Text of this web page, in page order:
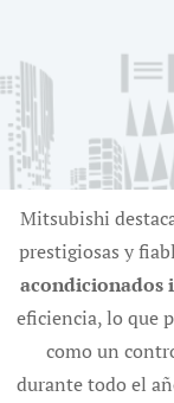
Mitsubishi
prestigiosas y
acondicionados
eficiencia, lo que
como un
durante todo el